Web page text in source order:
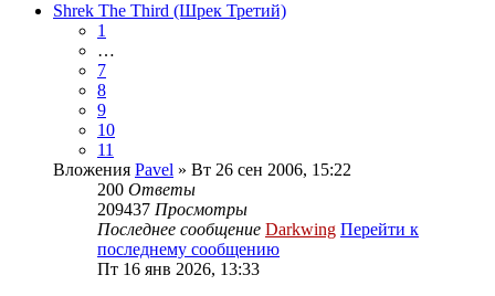
Shrek The Third (Шрек Третий)
1
…
7
8
9
10
11
Вложения Pavel » Вт 26 сен 2006, 15:22
200 Ответы
209437 Просмотры
Последнее сообщение Darkwing Перейти к
последнему сообщению
Пт 16 янв 2026, 13:33